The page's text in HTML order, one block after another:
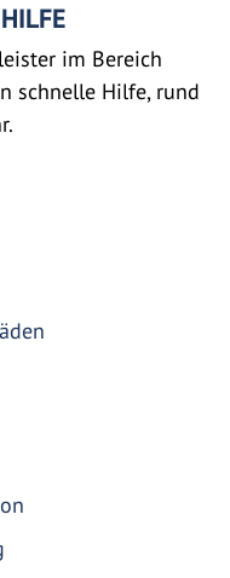
im Bereich
schnelle Hilfe, rund